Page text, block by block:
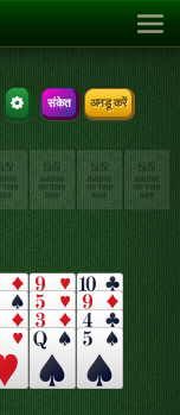
संकेत अनडू करें